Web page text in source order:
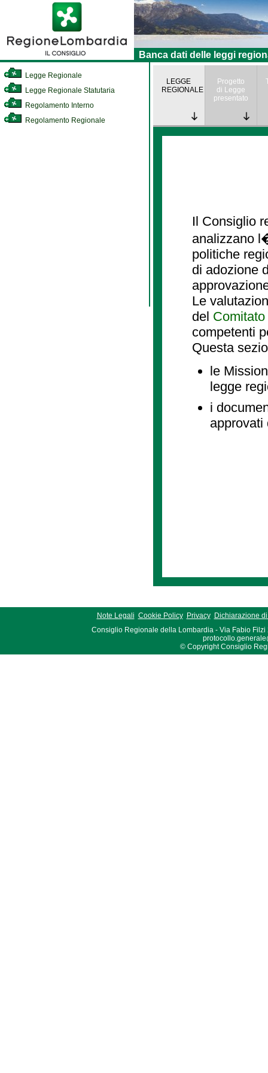
Banca dati delle leggi
Legge Regionale
Legge Regionale Statutaria
Regolamento Interno
Regolamento Regionale
LEGGE
REGIONALE
Progetto
di Legge
presentato
Il Consiglio
analizzano
politiche
di adozione
Le
del
competenti
Questa
le
legge
i
approvati
Note Legali Cookie Policy Privacy
Dichiarazione
Consiglio Regionale della Lombardia - Via Fabio Filzi
© Copyright Consiglio